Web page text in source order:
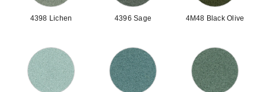
4398 Lichen 4396 Sage 4M48 Black Olive